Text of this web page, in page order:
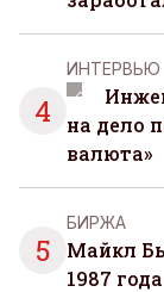
4
ИНТЕРВЬЮ
на дело
валюта»
5
БИРЖА
Майкл
1987 года